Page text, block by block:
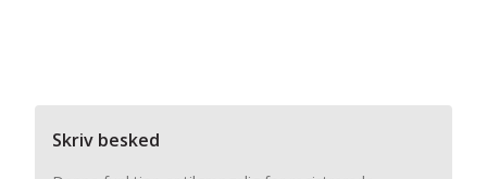
Skriv besked